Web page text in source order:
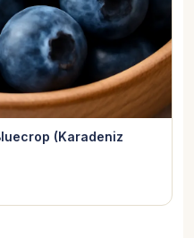
(Karadeniz